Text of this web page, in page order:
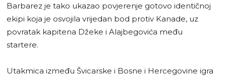
Barbarez je tako ukazao povjerenje gotovo identičnoj
ekipi koja je osvojila vrijedan bod protiv Kanade, uz
povratak kapitena Džeke i Alajbegovića među
startere.
Utakmica između Švicarske i Bosne i Hercegovine igra